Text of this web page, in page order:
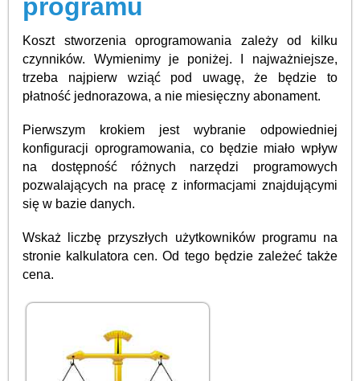
programu
Koszt stworzenia oprogramowania zależy od kilku
czynników. Wymienimy je poniżej. I najważniejsze,
trzeba najpierw wziąć pod uwagę, że będzie to
płatność jednorazowa, a nie miesięczny abonament.
Pierwszym krokiem jest wybranie odpowiedniej
konfiguracji oprogramowania, co będzie miało wpływ
na dostępność różnych narzędzi programowych
pozwalających na pracę z informacjami znajdującymi
się w bazie danych.
Wskaż liczbę przyszłych użytkowników programu na
stronie kalkulatora cen. Od tego będzie zależeć także
cena.